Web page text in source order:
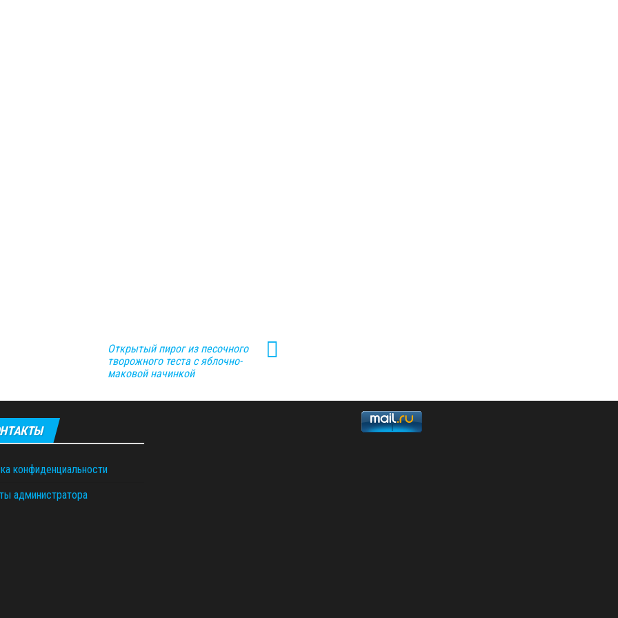
Открытый пирог из песочного
творожного теста с яблочно-
маковой начинкой
конфиденциальности
администратора